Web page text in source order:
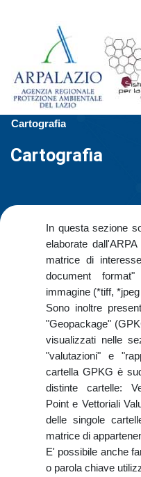
Cartografia
Cartografia
In questa sezione
elaborate
matrice di
document
immagine (*tiff,
Sono inoltre
"Geopackage"
visualizzati nelle
"valutazioni" e
cartella GPKG è
distinte cartelle:
Point e Vettoriali
delle singole
matrice di
E' possibile anche
o parola chiave